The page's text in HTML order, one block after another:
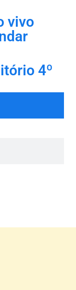
vivo
4º